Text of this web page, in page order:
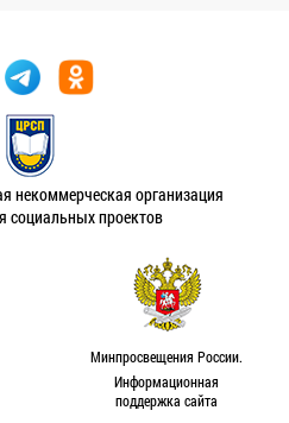
некоммерческая организация
социальных проектов
Минпросвещения России.
Информационная
поддержка сайта